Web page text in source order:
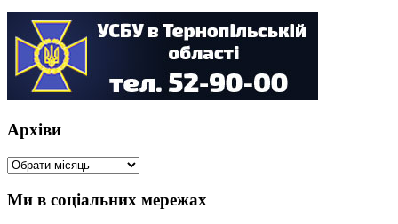
Архіви
Архіви
Ми в соціальних мережах